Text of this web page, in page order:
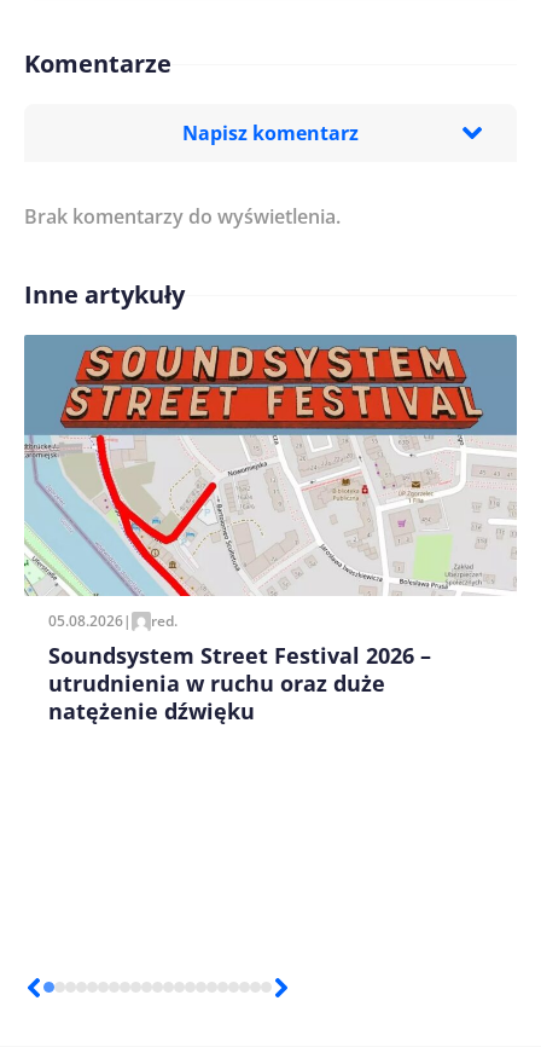
Komentarze
Napisz komentarz
Treść komentarza*
Imię/ Nick*
Zapamiętaj moje dane w tej przeglądarce podczas
pisania kolejnych komentarzy.
Brak komentarzy do wyświetlenia.
Inne artykuły
05.08.2026| red.
Soundsystem Street Festival 2026 –
utrudnienia w ruchu oraz duże
natężenie dźwięku